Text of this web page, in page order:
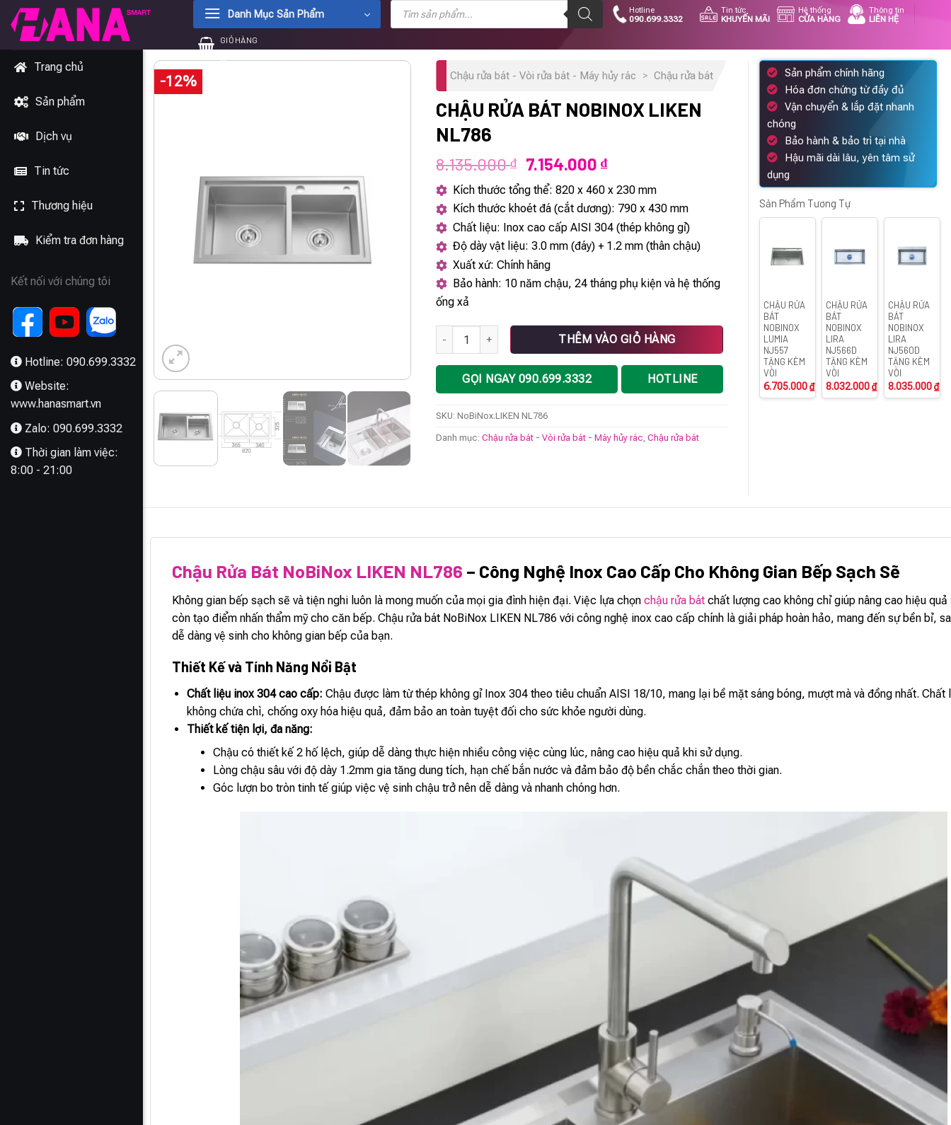
Chuyển
đến
dung
Danh Mục Sản Phẩm
Tìm
kiếm
phẩm
Hotline
090.699.3332
Tin tức
KHUYẾN MÃI
Hệ thống
CỬA HÀNG
Thông tin
LIÊN HỆ
GIỎ HÀNG
0₫
Trang chủ
Sản phẩm
Dịch vụ
Tin tức
Thương hiệu
Kiểm tra đơn hàng
Kết nối với chúng tôi
Hotline: 090.699.3332
Website:
www.hanasmart.vn
Zalo: 090.699.3332
Thời gian làm việc:
8:00 - 21:00
-12% Chậu rửa bát - Vòi rửa bát - Máy hủy rác > Chậu rửa bát
CHẬU RỬA BÁT NOBINOX LIKEN
NL786
8.135.000₫
Giá
gốc
là:
8.135.000 ₫.
7.154.000 ₫Giá
hiện
tại
là:
7.154.000 ₫.
Kích thước tổng thể: 820 x 460 x 230 mm
Kích thước khoét đá (cắt dương): 790 x 430 mm
Chất liệu: Inox cao cấp AISI 304 (thép không gỉ)
Độ dày vật liệu: 3.0 mm (đáy) + 1.2 mm (thân chậu)
Xuất xứ: Chính hãng
Bảo hành: 10 năm chậu, 24 tháng phụ kiện và hệ thống
ống xả
Chậu rửa bát NoBiNox LIKEN NL786 số lượng
THÊM VÀO GIỎ HÀNG
GỌI NGAY 090.699.3332 HOTLINE
SKU:NoBiNox.LIKEN NL786
Danh mục:Chậu rửa bát - Vòi rửa bát - Máy hủy rác,Chậu rửa bát
Sản phẩm chính hãng
Hóa đơn chứng từ đầy đủ
Vận chuyển & lắp đặt nhanh
chóng
Bảo hành & bảo trì tại nhà
Hậu mãi dài lâu, yên tâm sử
dụng
Sản Phẩm Tương Tự
CHẬU RỬA
BÁT
NOBINOX
LUMIA
NJ557
TẶNG KÈM
VÒI
6.705.000₫
CHẬU RỬA
BÁT
NOBINOX
LIRA
NJ566D
TẶNG KÈM
VÒI
8.032.000₫
CHẬU RỬA
BÁT
NOBINOX
LIRA
NJ560D
TẶNG KÈM
VÒI
8.035.000₫
Chậu Rửa Bát NoBiNox LIKEN NL786 – Công Nghệ Inox Cao Cấp Cho Không Gian Bếp Sạch Sẽ
Không gian bếp sạch sẽ và tiện nghi luôn là mong muốn của mọi gia đình hiện đại. Việc lựa chọnchậu rửa bát chất lượng cao không chỉ giúp nâng cao hiệu quả
còn tạo điểm nhấn thẩm mỹ cho căn bếp. Chậu rửa bát NoBiNox LIKEN NL786 với công nghệ inox cao cấp chính là giải pháp hoàn hảo, mang đến sự bền bỉ,
dễ dàng vệ sinh cho không gian bếp của bạn.
Thiết Kế và Tính Năng Nổi Bật
Chất liệu inox 304 cao cấp:Chậu được làm từ thép không gỉ Inox 304 theo tiêu chuẩn AISI 18/10, mang lại bề mặt sáng bóng, mượt mà và đồng nhất. Chất
không chứa chì, chống oxy hóa hiệu quả, đảm bảo an toàn tuyệt đối cho sức khỏe người dùng.
Thiết kế tiện lợi, đa năng:
Chậu có thiết kế 2 hố lệch, giúp dễ dàng thực hiện nhiều công việc cùng lúc, nâng cao hiệu quả khi sử dụng.
Lòng chậu sâu với độ dày 1.2mm gia tăng dung tích, hạn chế bắn nước và đảm bảo độ bền chắc chắn theo thời gian.
Góc lượn bo tròn tinh tế giúp việc vệ sinh chậu trở nên dễ dàng và nhanh chóng hơn.